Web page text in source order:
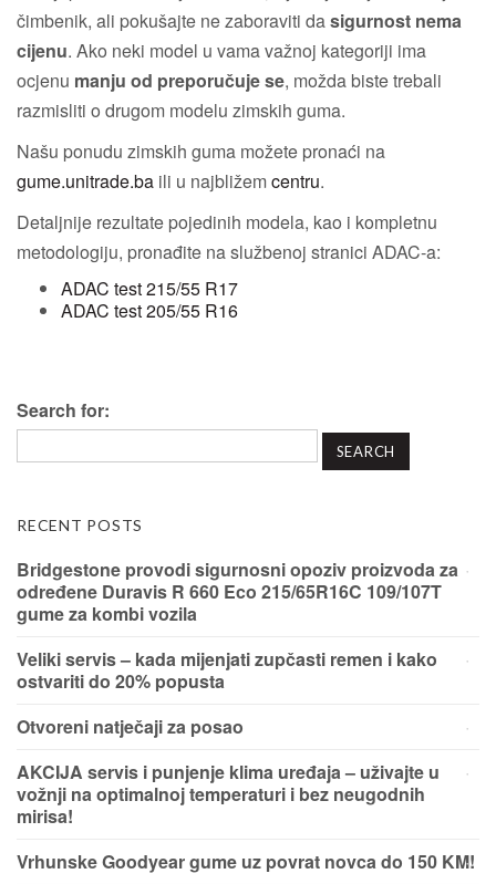
čimbenik, ali pokušajte ne zaboraviti dasigurnost nema
cijenu. Ako neki model u vama važnoj kategoriji ima
ocjenu manju od preporučuje se, možda biste trebali
razmisliti o drugom modelu zimskih guma.
Našu ponudu zimskih guma možete pronaći na
gume.unitrade.ba ili u najbližemcentru.
Detaljnije rezultate pojedinih modela, kao i kompletnu
metodologiju, pronađite na službenoj stranici ADAC-a:
ADAC test 215/55 R17
ADAC test 205/55 R16
Search for:
RECENT POSTS
Bridgestone provodi sigurnosni opoziv proizvoda za
određene Duravis R 660 Eco 215/65R16C 109/107T
gume za kombi vozila
Veliki servis – kada mijenjati zupčasti remen i kako
ostvariti do 20% popusta
Otvoreni natječaji za posao
AKCIJA servis i punjenje klima uređaja – uživajte u
vožnji na optimalnoj temperaturi i bez neugodnih
mirisa!
Vrhunske Goodyear gume uz povrat novca do 150 KM!